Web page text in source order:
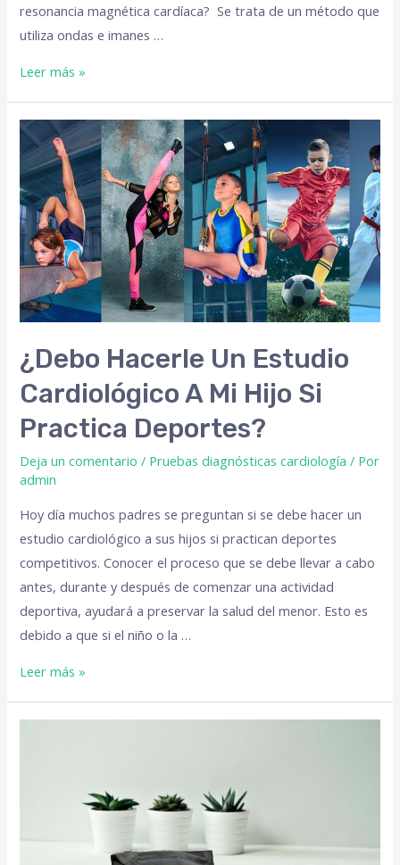
resonancia magnética cardíaca? Se trata de un método que
utiliza ondas e imanes …
Leer más »
¿Debo Hacerle Un Estudio
Cardiológico A Mi Hijo Si
Practica Deportes?
Deja un comentario / Pruebas diagnósticas cardiología / Por
admin
Hoy día muchos padres se preguntan si se debe hacer un
estudio cardiológico a sus hijos si practican deportes
competitivos. Conocer el proceso que se debe llevar a cabo
antes, durante y después de comenzar una actividad
deportiva, ayudará a preservar la salud del menor. Esto es
debido a que si el niño o la …
Leer más »